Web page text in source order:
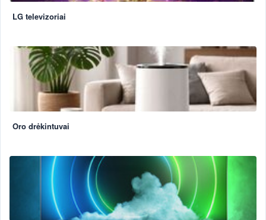
LG televizoriai
Oro drėkintuvai